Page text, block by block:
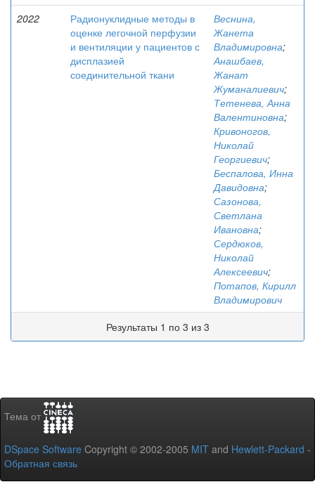
2022
Радионуклидные методы в
оценке легочной перфузии
и вентиляции у пациентов с
дисплазией
соединительной ткани
Веснина,
Жанета
Владимировна;
Анашбаев,
Жанат
Жуманалиевич;
Тетенева, Анна
Валентиновна;
Кривоногов,
Николай
Георгиевич;
Беспалова, Инна
Давидовна;
Сазонова,
Светлана
Ивановна;
Сердюков,
Николай
Алексеевич;
Потапов, Кирилл
Владимирович
Результаты 1 по 3 из 3
Тема от
DSpace Software Copyright © 2002-2005 MIT and Hewlett-Packard -
Обратная связь